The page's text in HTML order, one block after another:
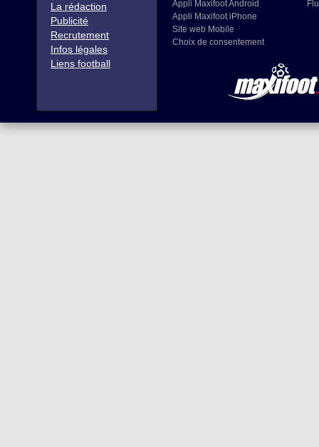
La rédaction
Publicité
Recrutement
Infos légales
Liens football
Appli Maxifoot Android
Appli Maxifoot iPhone
Site web Mobile
Choix de consentement